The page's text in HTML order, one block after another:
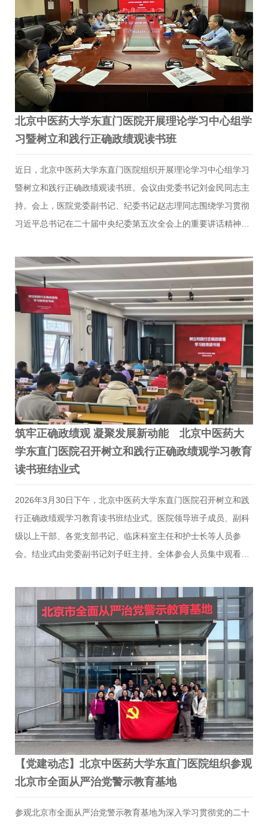
正确政绩观，旨在激励青年师生深学细悟党的创新理论，推动学
习成果转化为服务中医药事业发展的青春动能。比赛以党的创新
理论以及关于首都建设、卫生健康事业发展等相关书籍为读讲内
容。…
北京中医药大学东直门医院开展理论学习中心组学
习暨树立和践行正确政绩观读书班
近日，北京中医药大学东直门医院组织开展理论学习中心组学习
暨树立和践行正确政绩观读书班。会议由党委书记刘金民同志主
持。会上，医院党委副书记、纪委书记赵志理同志围绕学习贯彻
习近平总书记在二十届中央纪委第五次全会上的重要讲话精神作
编》第二章“树立和践行正确政绩观，起决定性作用的是党性”。
会议深入传达了习近平总书记关于“以更高标准、更实举措推进全
面从严治党”的重要要求，进一步统一了思想认识，明确了工作方
向，为推动医院高质量发展提供了根本遵循。在交流研讨环节，
医院党委副书记、院长王勇同志，党委副书记刘子旺同志做了重
点发言，与会同志紧密结合医院发展实际，围绕加强党的建设、
深化全面从严治党、树立和践行正确政绩观、推动医疗服务提质
增效…
筑牢正确政绩观 凝聚发展新动能 北京中医药大
学东直门医院召开树立和践行正确政绩观学习教育
读书班结业式
2026年3月30日下午，北京中医药大学东直门医院召开树立和践
行正确政绩观学习教育读书班结业式。医院领导班子成员、副科
级以上干部、各党支部书记、临床科室主任和护士长等人员参
会。结业式由党委副书记刘子旺主持。全体参会人员集中观看专
确政绩观核心要义，引导全院党员干部深刻答好“政绩为谁树、树
什么政绩、靠什么树政绩”的根本考题，自觉摒弃形式主义、官僚
主义，坚守医者初心使命，始终把人民群众生命健康放在首要位
置。会上，党委书记刘金民总结本次读书班集中学习、个人自
学、专题研讨的开展成效，充分肯定全体参训人员在理论淬炼、
思想提升、作风锤炼上取得的扎实成果。他强调，要以读书班结
业为全新起点持续深化理论武装，紧扣医院发展核心任务，把学
习成效切…
【党建动态】北京中医药大学东直门医院组织参观
北京市全面从严治党警示教育基地
参观北京市全面从严治党警示教育基地为深入学习贯彻党的二十